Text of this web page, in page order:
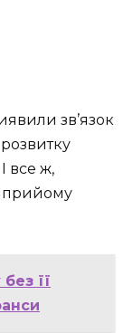
зв’язок
все ж,
прийому
її